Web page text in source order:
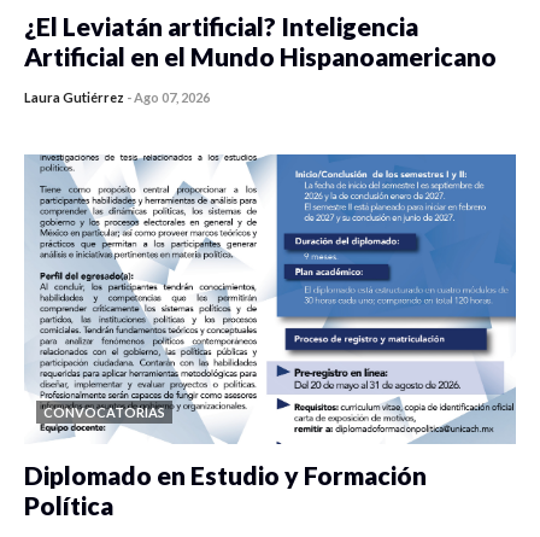
¿El Leviatán artificial? Inteligencia
Artificial en el Mundo Hispanoamericano
Laura Gutiérrez -Ago 07, 2026
CONVOCATORIAS
Diplomado en Estudio y Formación
Política